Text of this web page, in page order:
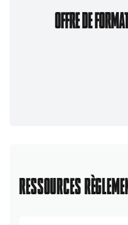
OFFRE DE
RESSOURCES